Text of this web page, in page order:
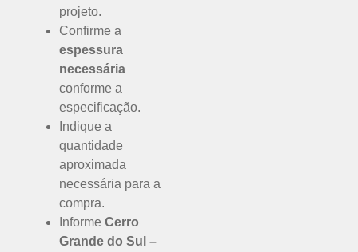
projeto.
Confirme a
espessura
necessária
conforme a
especificação.
Indique a
quantidade
aproximada
necessária para a
compra.
Informe Cerro
Grande do Sul –